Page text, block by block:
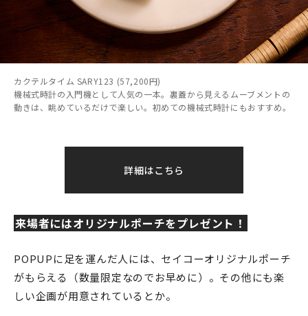
カクテルタイム SARY123 (57,200円)
機械式時計の入門機として人気の一本。裏蓋から見えるムーブメントの
動きは、眺めているだけで楽しい。初めての機械式時計にもおすすめ。
詳細はこちら
来場者にはオリジナルポーチをプレゼント！
POPUPに足を運んだ人には、セイコーオリジナルポーチ
がもらえる（数量限定なのでお早めに）。その他にも楽
しい企画が用意されているとか。